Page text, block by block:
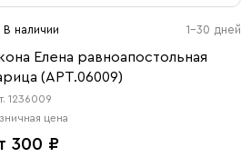
В наличии 1-30 дней
Елена равноапостольная
(АРТ.06009)
1236009
цена
300 ₽